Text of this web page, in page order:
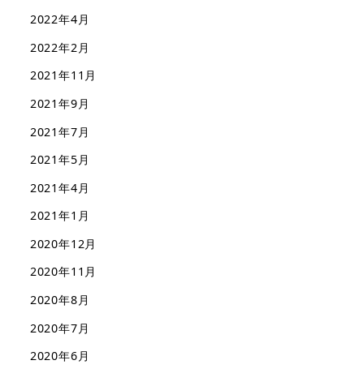
2022年4月
2022年2月
2021年11月
2021年9月
2021年7月
2021年5月
2021年4月
2021年1月
2020年12月
2020年11月
2020年8月
2020年7月
2020年6月